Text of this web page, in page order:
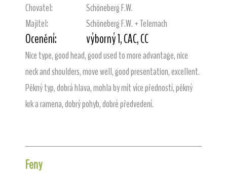
Chovatel:
Schöneberg F.W.
Majitel:
Schöneberg F.W. + Telemach
Ocenění: výborný 1, CAC, CC
Nice type, good head, good used to more advantage, nice
neck and shoulders, move well, good presentation, excellent.
Pěkný typ, dobrá hlava, mohla by mít více předností, pěkný
krk a ramena, dobrý pohyb, dobré předvedení.
Feny